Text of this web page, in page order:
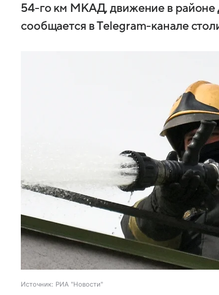
54-го км МКАД, движение в районе
сообщается в Telegram-канале
Источник: РИА "Новости"